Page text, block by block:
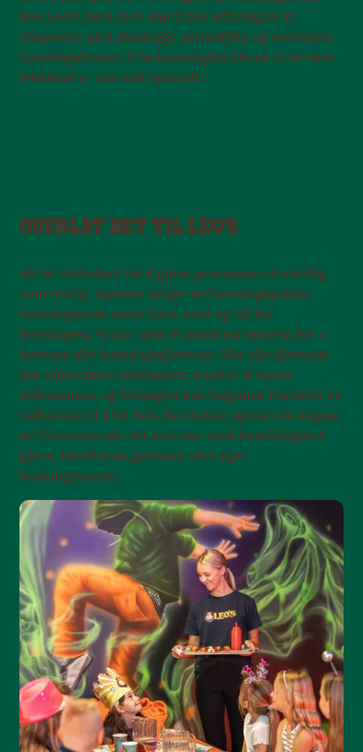
hos Leo’s. Med mer enn ti års erfaring er vi
eksperter på å planlegge actionfylte og verdsatte
bursdagsfester. Å ha bursdagen din på et av våre
lekeland er noe helt spesielt!
OVERLAT DET TIL LEO'S
Alt er inkludert for å gjøre prosessen så smidig
som mulig. Gjesten velger en bursdagspakke,
bursdagsrom samt dato, sted og tid for
bursdagen. Vi har også et praktisk system for å
invitere alle bursdagsgjestene. Når alle gjestene
har ankommet lekelandet, ønsker vi barna
velkommen, og feiringen kan begynne! Foreldre er
velkomne til å bli hvis de ønsker, og kan da slappe
av i bistroen vår. Alt som har med bestillingen å
gjøre, håndteres gjennom vårt eget
bookingsystem.